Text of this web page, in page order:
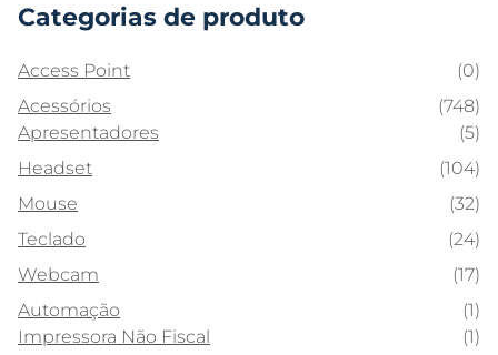
Categorias de produto
Access Point
(0)
Acessórios
(748)
Apresentadores
(5)
Headset
(104)
Mouse
(32)
Teclado
(24)
Webcam
(17)
Automação
(1)
Impressora Não Fiscal
(1)